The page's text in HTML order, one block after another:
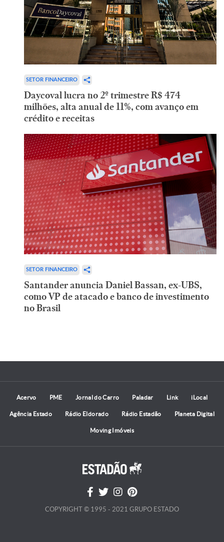
SETOR FINANCEIRO
Daycoval lucra no 2º trimestre R$ 474
milhões, alta anual de 11%, com avanço em
crédito e receitas
SETOR FINANCEIRO
Santander anuncia Daniel Bassan, ex-UBS,
como VP de atacado e banco de investimento
no Brasil
Acervo PME Jornal do Carro Paladar Link iLocal
Agência Estado Rádio Eldorado Rádio Estadão Planeta Digital
Moving Imóveis
COPYRIGHT © 1995 - 2021 GRUPO ESTADO